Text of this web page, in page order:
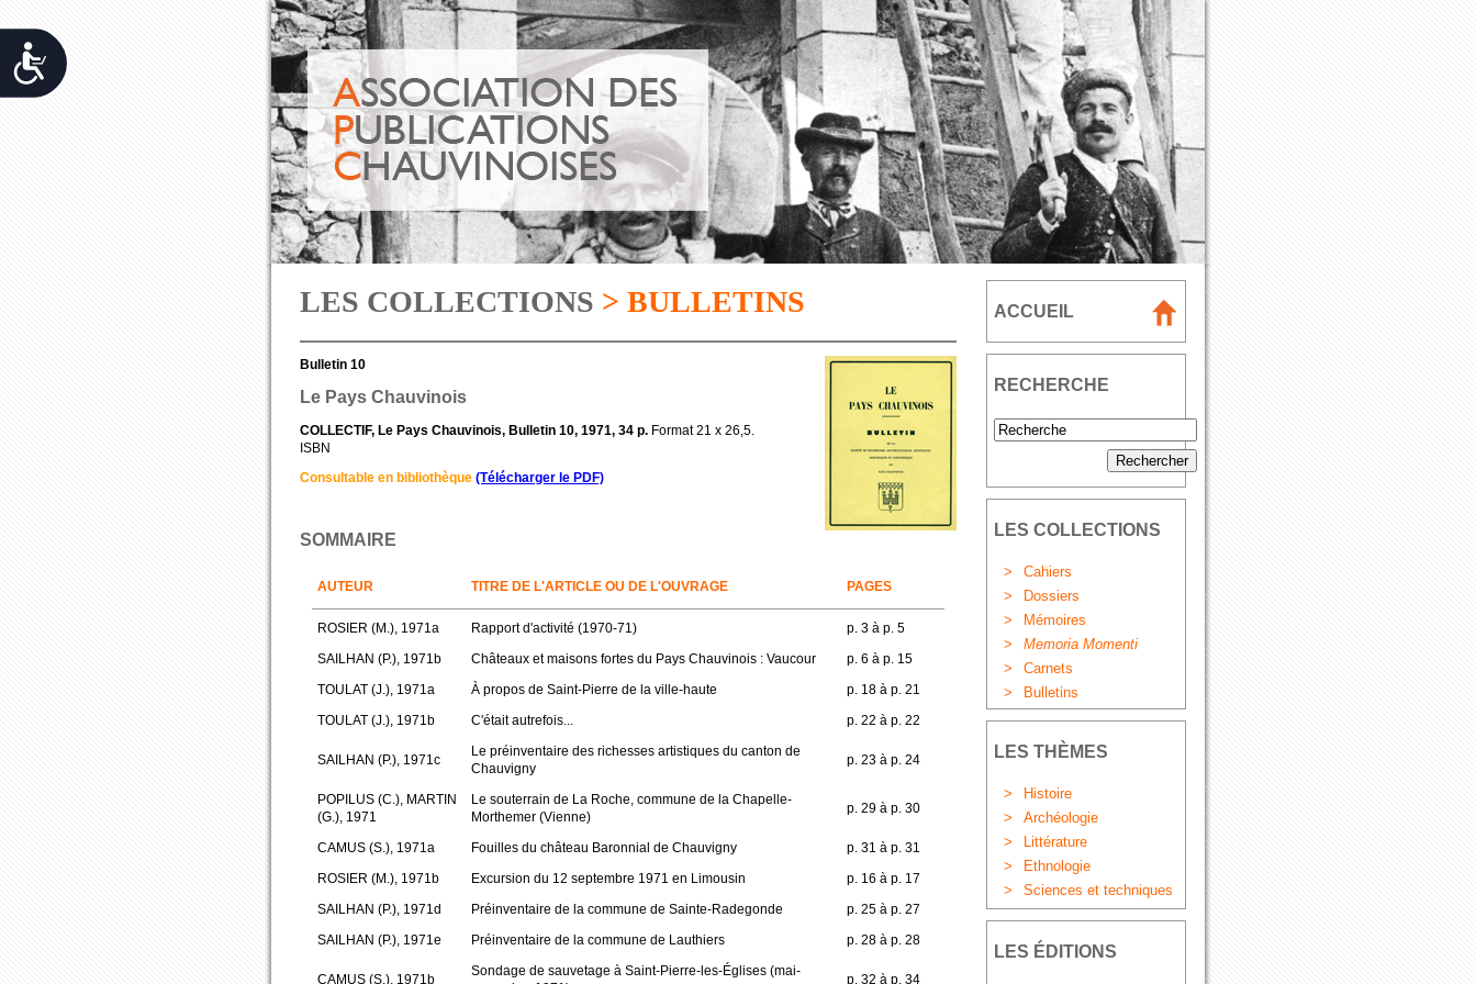
LES COLLECTIONS > BULLETINS
Bulletin 10
Le Pays Chauvinois
COLLECTIF, Le Pays Chauvinois, Bulletin 10, 1971, 34 p. Format 21 x 26,5.
ISBN
Consultable en bibliothèque (Télécharger le PDF)
SOMMAIRE
AUTEUR TITRE DE L'ARTICLE OU DE L'OUVRAGE PAGES
ROSIER (M.), 1971a Rapport d'activité (1970-71)
p. 3 à p. 5
SAILHAN (P.), 1971b
Châteaux et maisons fortes du Pays Chauvinois : Vaucour
p. 6 à p. 15
TOULAT (J.), 1971a
À propos de Saint-Pierre de la ville-haute
p. 18 à p. 21
TOULAT (J.), 1971b
C'était autrefois... p. 22 à p. 22
SAILHAN (P.), 1971c
Le préinventaire des richesses artistiques du canton de
Chauvigny
p. 23 à p. 24
POPILUS (C.), MARTIN
(G.), 1971
Le souterrain de La Roche, commune de la Chapelle-
Morthemer (Vienne)
p. 29 à p. 30
CAMUS (S.), 1971a Fouilles du château Baronnial de Chauvigny
p. 31 à p. 31
ROSIER (M.), 1971b
Excursion du 12 septembre 1971 en Limousin
p. 16 à p. 17
SAILHAN (P.), 1971d
Préinventaire de la commune de Sainte-Radegonde
p. 25 à p. 27
SAILHAN (P.), 1971e
Préinventaire de la commune de Lauthiers p. 28 à p. 28
CAMUS (S.), 1971b
Sondage de sauvetage à Saint-Pierre-les-Églises (mai-
p. 32 à p. 34
ACCUEIL
RECHERCHE
LES COLLECTIONS
>
Cahiers
>
Dossiers
>
Mémoires
>
Memoria Momenti
>
Carnets
>
Bulletins
LES THÈMES
>
Histoire
>
Archéologie
>
Littérature
>
Ethnologie
>
Sciences et techniques
LES ÉDITIONS